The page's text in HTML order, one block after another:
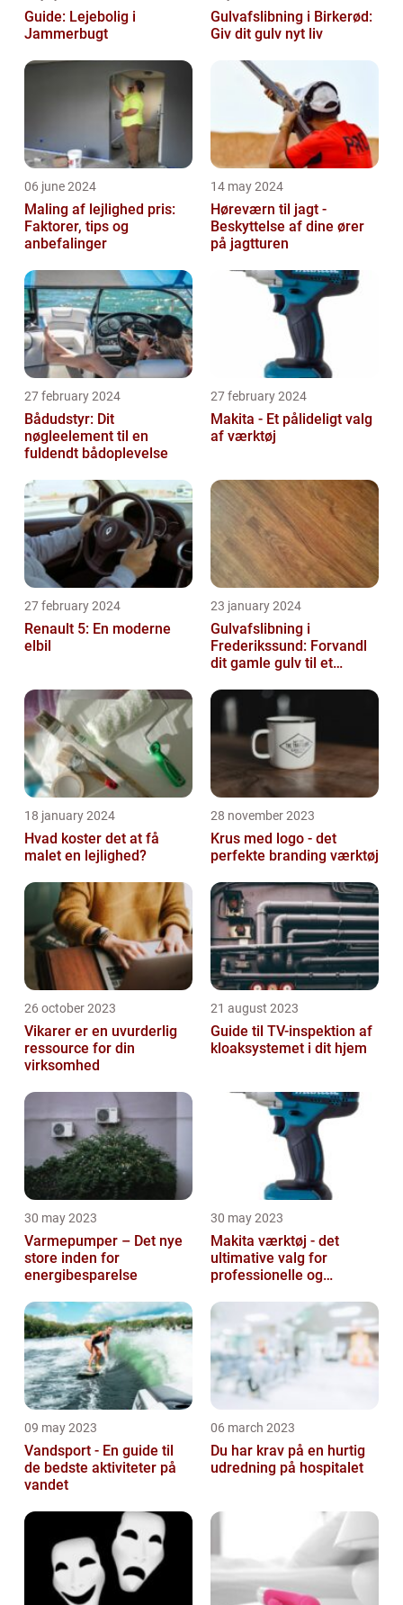
Guide: Lejebolig i
Jammerbugt
Gulvafslibning i Birkerød:
Giv dit gulv nyt liv
06 june 2024
Maling af lejlighed pris:
Faktorer, tips og
anbefalinger
14 may 2024
Høreværn til jagt -
Beskyttelse af dine ører
på jagtturen
27 february 2024
Bådudstyr: Dit
nøgleelement til en
fuldendt bådoplevelse
27 february 2024
Makita - Et pålideligt valg
af værktøj
27 february 2024
Renault 5: En moderne
elbil
23 january 2024
Gulvafslibning i
Frederikssund: Forvandl
dit gamle gulv til et
18 january 2024
Hvad koster det at få
malet en lejlighed?
28 november 2023
Krus med logo - det
perfekte branding værktøj
26 october 2023
Vikarer er en uvurderlig
ressource for din
virksomhed
21 august 2023
Guide til TV-inspektion af
kloaksystemet i dit hjem
30 may 2023
Varmepumper – Det nye
store inden for
energibesparelse
30 may 2023
Makita værktøj - det
ultimative valg for
professionelle og
selv'ere
09 may 2023
Vandsport - En guide til
de bedste aktiviteter på
vandet
06 march 2023
Du har krav på en hurtig
udredning på hospitalet